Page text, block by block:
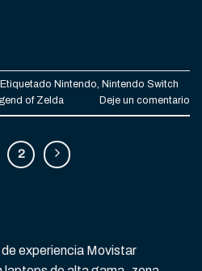
Etiquetado Nintendo, Nintendo Switch
of Zelda Deje un comentario
2
experiencia Movistar